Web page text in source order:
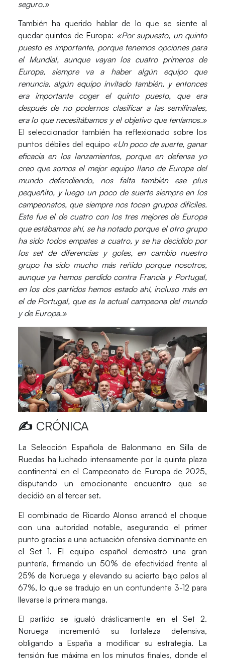
seguro.»
También ha querido hablar de lo que se siente al
quedar quintos de Europa: «Por supuesto, un quinto
puesto es importante, porque tenemos opciones para
el Mundial, aunque vayan los cuatro primeros de
Europa, siempre va a haber algún equipo que
renuncia, algún equipo invitado también, y entonces
era importante coger el quinto puesto, que era
después de no podernos clasificar a las semifinales,
era lo que necesitábamos y el objetivo que teníamos.»
El seleccionador también ha reflexionado sobre los
puntos débiles del equipo «Un poco de suerte, ganar
eficacia en los lanzamientos, porque en defensa yo
creo que somos el mejor equipo llano de Europa del
mundo defendiendo, nos falta también ese plus
pequeñito, y luego un poco de suerte siempre en los
campeonatos, que siempre nos tocan grupos difíciles.
Este fue el de cuatro con los tres mejores de Europa
que estábamos ahí, se ha notado porque el otro grupo
ha sido todos empates a cuatro, y se ha decidido por
los set de diferencias y goles, en cambio nuestro
grupo ha sido mucho más reñido porque nosotros,
aunque ya hemos perdido contra Francia y Portugal,
en los dos partidos hemos estado ahí, incluso más en
el de Portugal, que es la actual campeona del mundo
y de Europa.»
✍️ CRÓNICA
La Selección Española de Balonmano en Silla de
Ruedas ha luchado intensamente por la quinta plaza
continental en el Campeonato de Europa de 2025,
disputando un emocionante encuentro que se
decidió en el tercer set.
El combinado de Ricardo Alonso arrancó el choque
con una autoridad notable, asegurando el primer
punto gracias a una actuación ofensiva dominante en
el Set 1. El equipo español demostró una gran
puntería, firmando un 50% de efectividad frente al
25% de Noruega y elevando su acierto bajo palos al
67%, lo que se tradujo en un contundente 3-12 para
llevarse la primera manga.
El partido se igualó drásticamente en el Set 2.
Noruega incrementó su fortaleza defensiva,
obligando a España a modificar su estrategia. La
tensión fue máxima en los minutos finales, donde el